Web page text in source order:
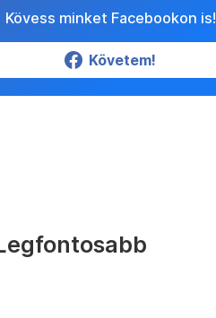
Kövess minket Facebookon is!
Követem!